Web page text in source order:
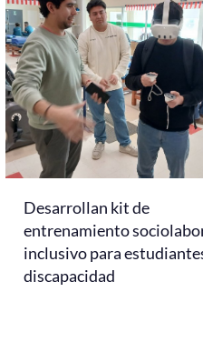
Desarrollan kit de
entrenamiento
inclusivo para
discapacidad